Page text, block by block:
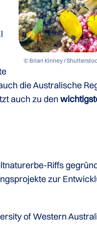
© Brian Kinney /
die Australische
auch zu den
Riffs
zur
of Western